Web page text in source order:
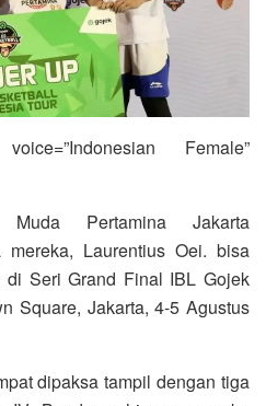
Female”
Pertamina Jakarta
mereka, Laurentius Oei. bisa
di Seri Grand Final IBL Gojek
Square, Jakarta, 4-5 Agustus
dipaksa tampil dengan tiga